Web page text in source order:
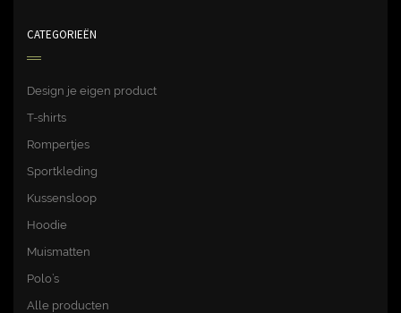
CATEGORIEËN
Design je eigen product
T-shirts
Rompertjes
Sportkleding
Kussensloop
Hoodie
Muismatten
Polo’s
Alle producten